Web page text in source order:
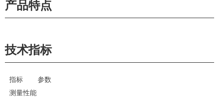
产品特点
技术指标
指标
参数
测量性能